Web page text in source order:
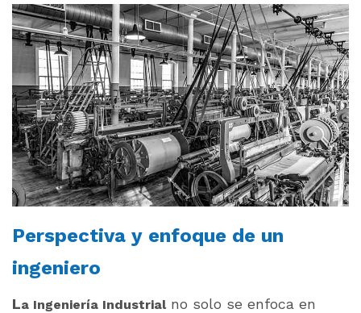
Perspectiva y enfoque de un
ingeniero
La Ingeniería Industrialno solo se enfoca en